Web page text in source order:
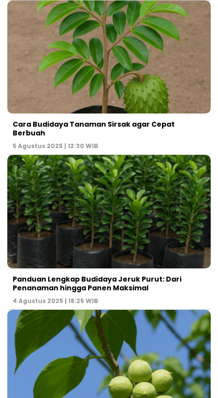
Cara Budidaya Tanaman Sirsak agar Cepat
Berbuah
5 Agustus 2025 | 12:30 WIB
Panduan Lengkap Budidaya Jeruk Purut: Dari
Penanaman hingga Panen Maksimal
4 Agustus 2025 | 18:25 WIB